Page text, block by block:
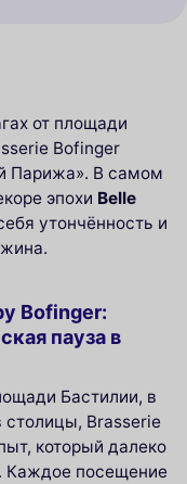
от площади
Bofinger
Парижа». В самом
эпохи Belle
утончённость и
Bofinger:
пауза в
Бастилии, в
Brasserie
который далеко
Каждое посещение